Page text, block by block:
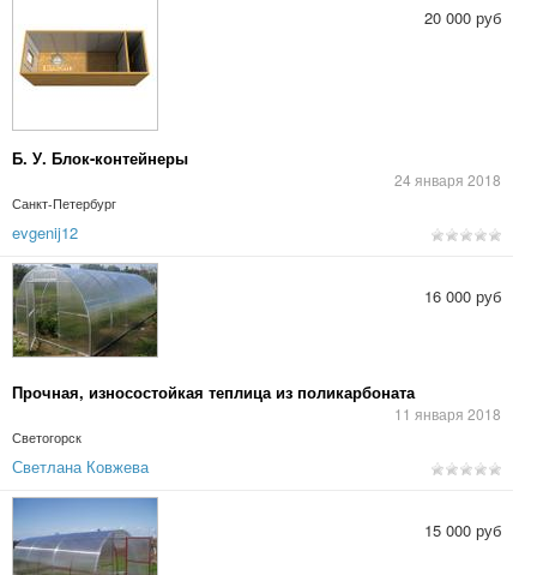
Б. У. Блок-контейнеры
24 января 2018
Санкт-Петербург
20 000 руб
evgenij12
Прочная, износостойкая теплица из поликарбоната
11 января 2018
Светогорск
16 000 руб
Светлана Ковжева
15 000 руб